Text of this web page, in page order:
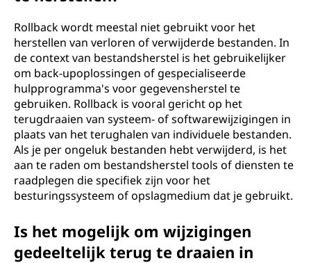
Rollback wordt meestal niet gebruikt voor het
herstellen van verloren of verwijderde bestanden. In
de context van bestandsherstel is het gebruikelijker
om back-upoplossingen of gespecialiseerde
hulpprogramma's voor gegevensherstel te
gebruiken. Rollback is vooral gericht op het
terugdraaien van systeem- of softwarewijzigingen in
plaats van het terughalen van individuele bestanden.
Als je per ongeluk bestanden hebt verwijderd, is het
aan te raden om bestandsherstel tools of diensten te
raadplegen die specifiek zijn voor het
besturingssysteem of opslagmedium dat je gebruikt.
Is het mogelijk om wijzigingen
gedeeltelijk terug te draaien in